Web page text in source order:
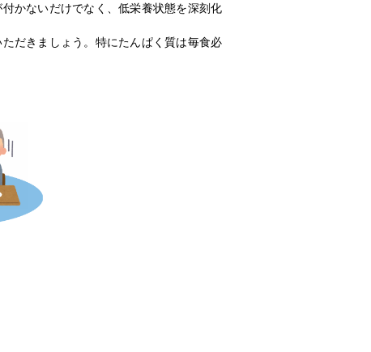
かないだけでなく、低栄養状態を深刻化
だきましょう。特にたんぱく質は毎食必